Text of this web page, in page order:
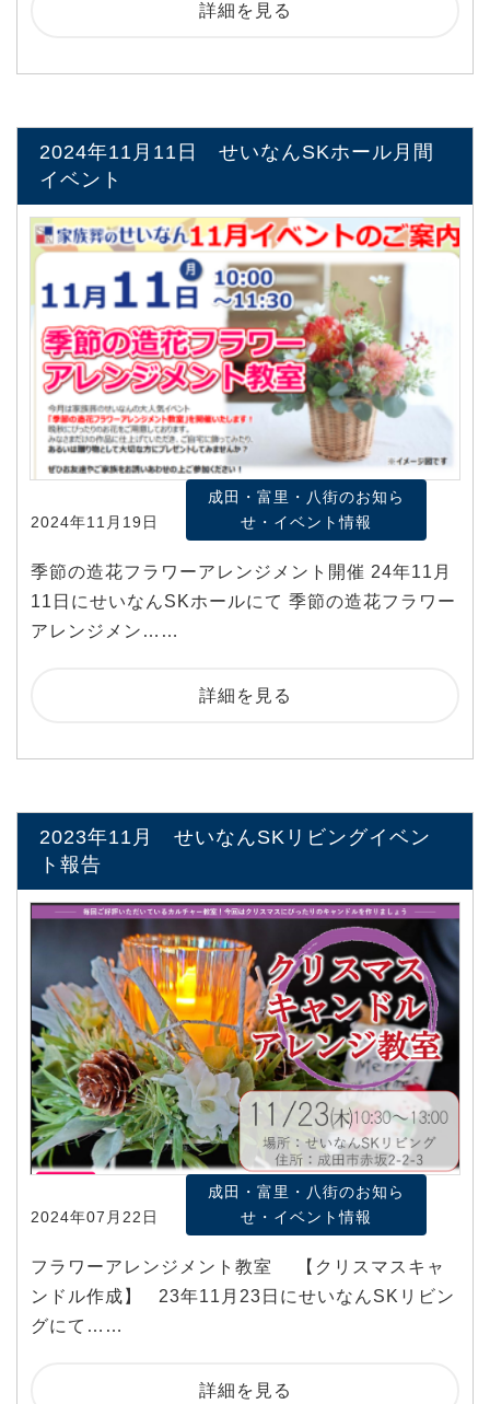
詳細を見る
2024年11月11日 せいなんSKホール月間
イベント
2024年11月19日
成田・富里・八街のお知ら
せ・イベント情報
季節の造花フラワーアレンジメント開催 24年11月
11日にせいなんSKホールにて 季節の造花フラワー
アレンジメン……
詳細を見る
2023年11月 せいなんSKリビングイベン
ト報告
2024年07月22日
成田・富里・八街のお知ら
せ・イベント情報
フラワーアレンジメント教室 【クリスマスキャ
ンドル作成】 23年11月23日にせいなんSKリビン
グにて……
詳細を見る